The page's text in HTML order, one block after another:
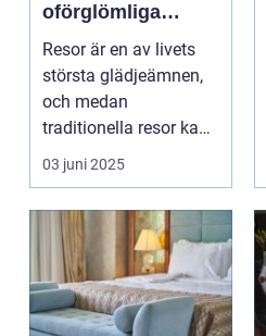
oförglömliga
upplevelser
Resor är en av livets
största glädjeämnen,
och medan
traditionella resor kan
bju...
03 juni 2025